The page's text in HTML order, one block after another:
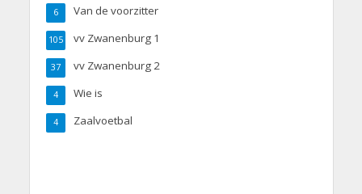
Van de voorzitter
6
vv Zwanenburg 1
105
vv Zwanenburg 2
37
Wie is
4
Zaalvoetbal
4